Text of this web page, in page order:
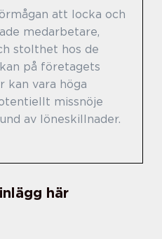
att locka och
medarbetare,
stolthet hos de
på företagets
kan vara höga
missnöje
av löneskillnader.
här